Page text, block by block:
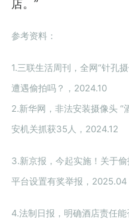
店。”
参考资料：
1.三联生活周刊，全网“针孔
遭遇偷拍吗？，2024.10
2.新华网，非法安装摄像头 “
安机关抓获35人，2024.12
3.新京报，今起实施！关于
平台设置有奖举报，2025.04
4.法制日报，明确酒店责任